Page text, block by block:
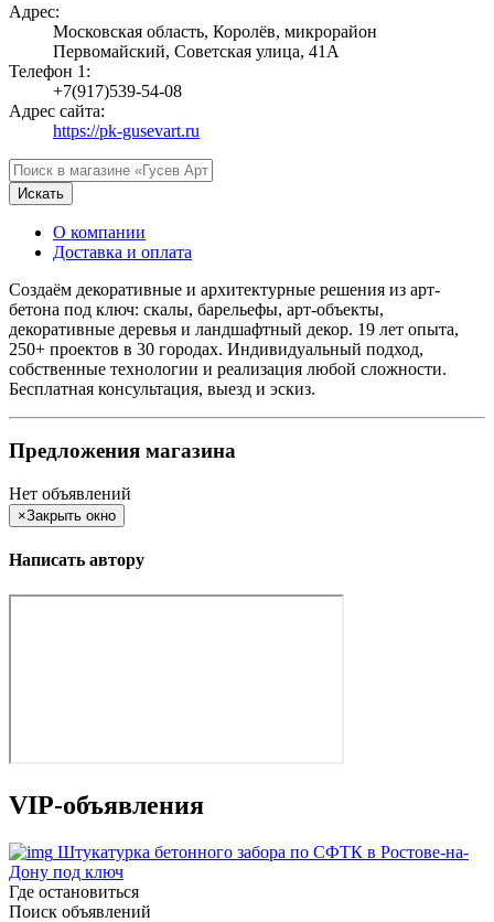
Адрес:
Московская область, Королёв, микрорайон
Первомайский, Советская улица, 41А
Телефон 1:
+7(917)539-54-08
Адрес сайта:
https://pk-gusevart.ru
Искать
О компании
Доставка и оплата
Создаём декоративные и архитектурные решения из арт-
бетона под ключ: скалы, барельефы, арт-объекты,
декоративные деревья и ландшафтный декор. 19 лет опыта,
250+ проектов в 30 городах. Индивидуальный подход,
собственные технологии и реализация любой сложности.
Бесплатная консультация, выезд и эскиз.
Предложения магазина
Нет объявлений
×Закрыть окно
Написать автору
VIP-объявления
Штукатурка бетонного забора по СФТК в Ростове-на-
Дону под ключ
Где остановиться
Поиск объявлений